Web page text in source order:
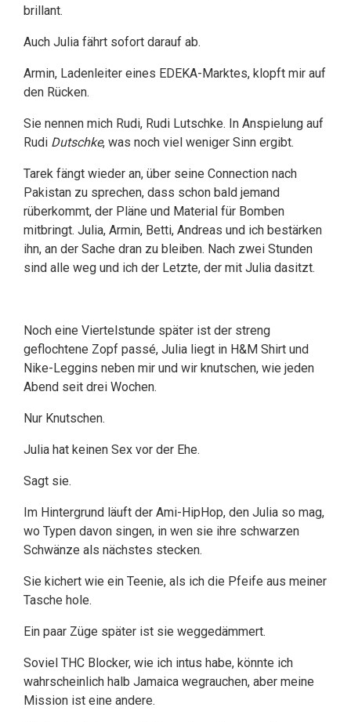
brillant.
Auch Julia fährt sofort darauf ab.
Armin, Ladenleiter eines EDEKA-Marktes, klopft mir auf
den Rücken.
Sie nennen mich Rudi, Rudi Lutschke. In Anspielung auf
Rudi Dutschke, was noch viel weniger Sinn ergibt.
Tarek fängt wieder an, über seine Connection nach
Pakistan zu sprechen, dass schon bald jemand
rüberkommt, der Pläne und Material für Bomben
mitbringt. Julia, Armin, Betti, Andreas und ich bestärken
ihn, an der Sache dran zu bleiben. Nach zwei Stunden
sind alle weg und ich der Letzte, der mit Julia dasitzt.
Noch eine Viertelstunde später ist der streng
geflochtene Zopf passé, Julia liegt in H&M Shirt und
Nike-Leggins neben mir und wir knutschen, wie jeden
Abend seit drei Wochen.
Nur Knutschen.
Julia hat keinen Sex vor der Ehe.
Sagt sie.
Im Hintergrund läuft der Ami-HipHop, den Julia so mag,
wo Typen davon singen, in wen sie ihre schwarzen
Schwänze als nächstes stecken.
Sie kichert wie ein Teenie, als ich die Pfeife aus meiner
Tasche hole.
Ein paar Züge später ist sie weggedämmert.
Soviel THC Blocker, wie ich intus habe, könnte ich
wahrscheinlich halb Jamaica wegrauchen, aber meine
Mission ist eine andere.